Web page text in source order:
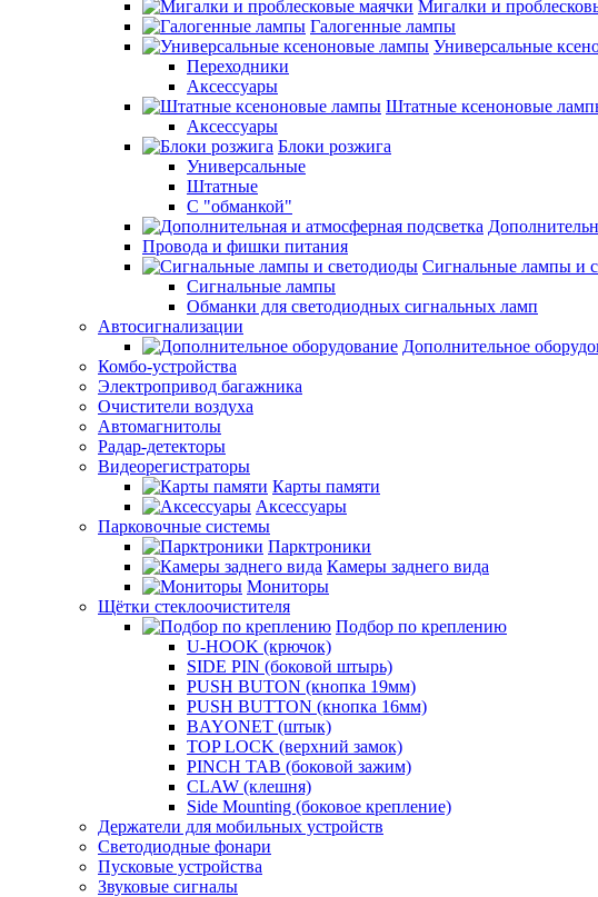
Мигалки и
Галогенные лампы
Универсальные
Переходники
Аксессуары
Штатные ксеноновые
Аксессуары
Блоки розжига
Универсальные
Штатные
С "обманкой"
Провода и фишки питания
Cигнальные лампы и
Сигнальные лампы
Обманки для светодиодных сигнальных ламп
Автосигнализации
Дополнительное
Комбо-устройства
Электропривод багажника
Очистители воздуха
Автомагнитолы
Радар-детекторы
Видеорегистраторы
Карты памяти
Аксессуары
Парковочные системы
Парктроники
Камеры заднего вида
Мониторы
Щётки стеклоочистителя
Подбор по креплению
U-HOOK (крючок)
SIDE PIN (боковой штырь)
PUSH BUTON (кнопка 19мм)
PUSH BUTTON (кнопка 16мм)
BAYONET (штык)
TOP LOCK (верхний замок)
PINCH TAB (боковой зажим)
CLAW (клешня)
Side Mounting (боковое крепление)
Держатели для мобильных устройств
Светодиодные фонари
Пусковые устройства
Звуковые сигналы